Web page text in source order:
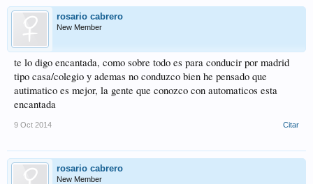
rosario cabrero
New Member
te lo digo encantada, como sobre todo es para conducir por madrid
tipo casa/colegio y ademas no conduzco bien he pensado que
autimatico es mejor, la gente que conozco con automaticos esta
encantada
9 Oct 2014 Citar
rosario cabrero
New Member